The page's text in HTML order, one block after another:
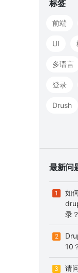
标签
前端
UI
多语言
登录
Drush
最新问
1
如
录
2
10
3
请